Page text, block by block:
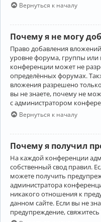
Вернуться к началу
Почему я не могу
Право добавления
уровне форума, группы или
конференции может не
определённых форумах.
вложения разрешено
вы не знаете, почему не
с администратором
Вернуться к началу
Почему я получил
На каждой конференции
собственный свод правил.
можете получить
администратора
никакого отношения к
данном сайте. Если вы не
предупреждение,